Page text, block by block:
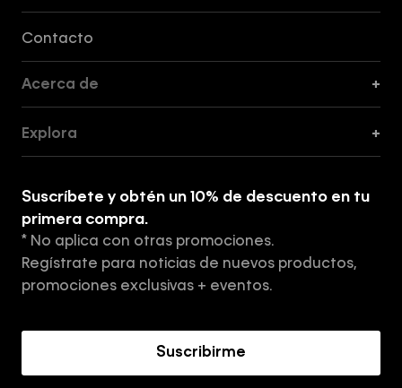
Contacto
Acerca de +
Tiendas
Aviso de privacidad
Términos y Condiciones
Explora +
Suscríbete y obtén un 10% de descuento en tu
primera compra.
* No aplica con otras promociones.
Regístrate para noticias de nuevos productos,
promociones exclusivas + eventos.
Suscribirme